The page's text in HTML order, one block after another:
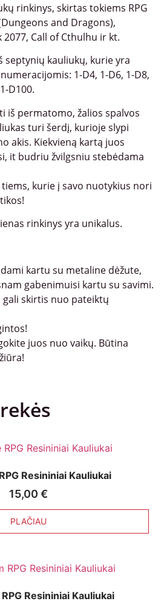
rinkinys, skirtas tokiems RPG
and Dragons),
Call of Cthulhu ir kt.
septynių kauliukų, kurie yra
1-D4, 1-D6, 1-D8,
D100.
iš permatomo, žalios spalvos
turi šerdį, kurioje slypi
akis. Kiekvieną kartą juos
it budriu žvilgsniu stebėdama
kurie į savo nuotykius nori
rinkinys yra unikalus.
kartu su metaline dėžute,
gabenimuisi kartu su savimi.
gali skirtis nuo pateiktų
juos nuo vaikų. Būtina
Resininiai Kauliukai
15,00 €
PLAČIAU
Resininiai Kauliukai